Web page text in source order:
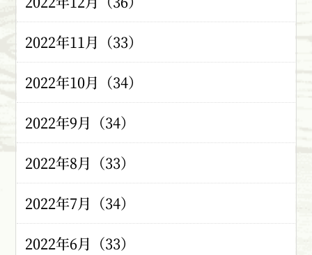
2022年11月（33）
2022年10月（34）
2022年9月（34）
2022年8月（33）
2022年7月（34）
2022年6月（33）